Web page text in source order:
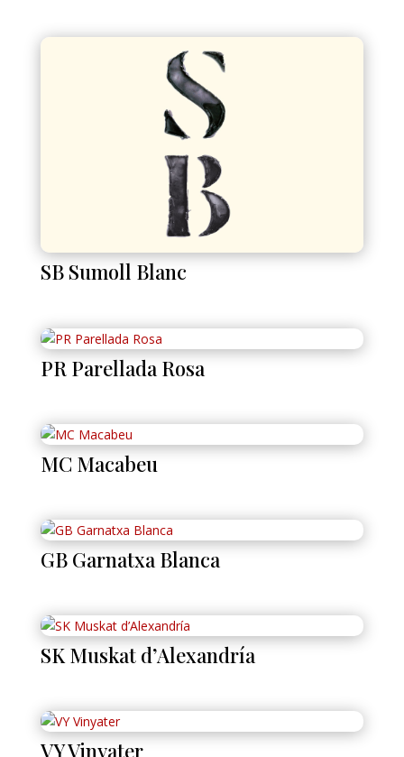
SB Sumoll Blanc
PR Parellada Rosa
MC Macabeu
GB Garnatxa Blanca
SK Muskat d’Alexandría
VY Vinyater